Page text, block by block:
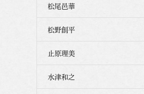
松尾邑華
松野創平
止原理美
水津和之